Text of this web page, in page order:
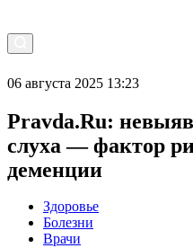
06 августа 2025 13:23
Pravda.Ru:
слуха — фактор
деменции
Здоровье
Болезни
Врачи